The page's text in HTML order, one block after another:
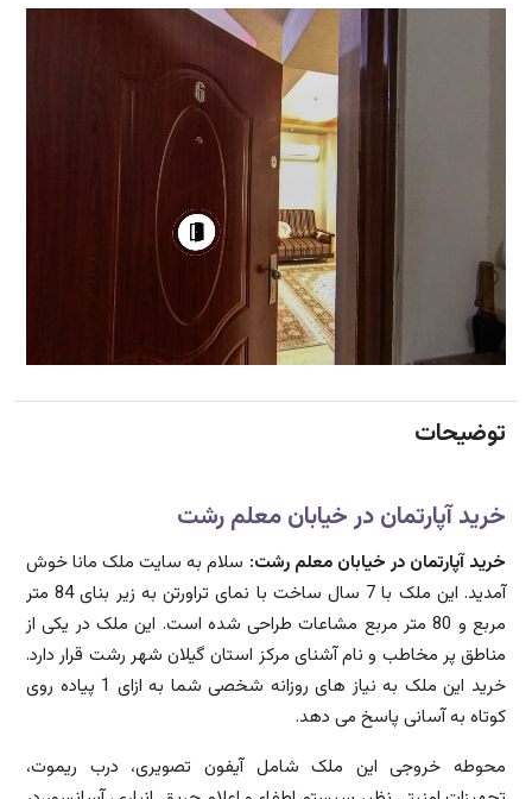
توضیحات
خرید آپارتمان در خیابان معلم رشت
خرید آپارتمان در خیابان معلم رشت: سلام به سایت ملک مانا خوش
آمدید. این ملک با 7 سال ساخت با نمای تراورتن به زیر بنای 84 متر
مربع و 80 متر مربع مشاعات طراحی شده است. این ملک در یکی از
مناطق پر مخاطب و نام آشنای مرکز استان گیلان شهر رشت قرار دارد.
خرید این ملک به نیاز های روزانه شخصی شما به ازای 1 پیاده روی
کوتاه به آسانی پاسخ می دهد.
محوطه خروجی این ملک شامل آیفون تصویری، درب ریموت،